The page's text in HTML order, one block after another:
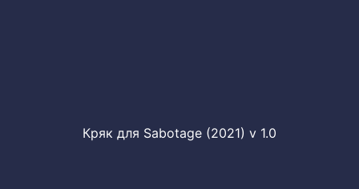
Кряк для Sabotage (2021) v 1.0